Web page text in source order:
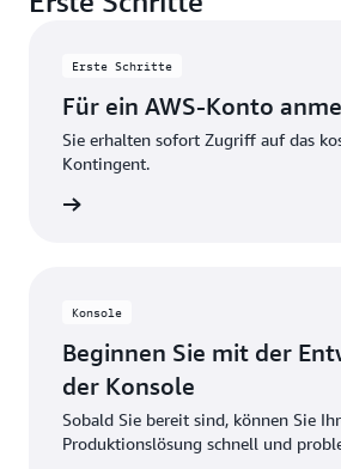
werden automatisch Gutschriften
zusätzlichen Kosten angerechnet.
Erste Schritte
Für ein AWS-Konto
Sie erhalten sofort Zugriff auf das
Kontingent.
Konsole
Beginnen Sie mit der
der Konsole
Sobald Sie bereit sind, können Sie
Produktionslösung schnell und